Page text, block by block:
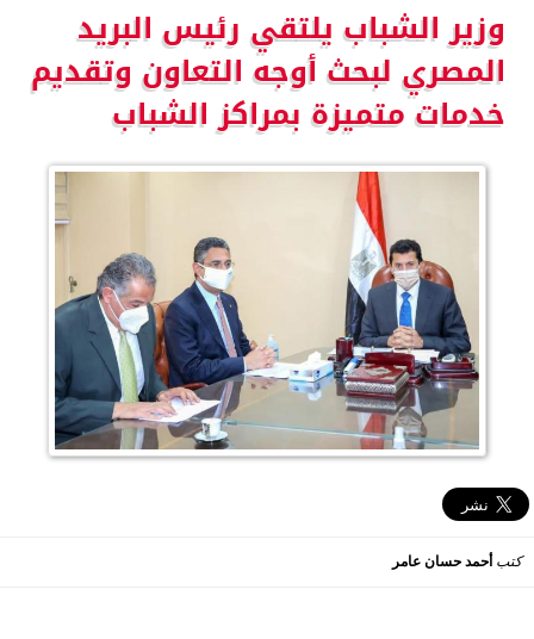
وزير الشباب يلتقي رئيس البريد
المصري لبحث أوجه التعاون وتقديم
خدمات متميزة بمراكز الشباب
كتبأحمد حسان عامر